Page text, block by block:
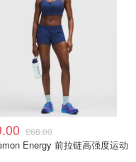
£68.00
Energy 前拉链高强度运动